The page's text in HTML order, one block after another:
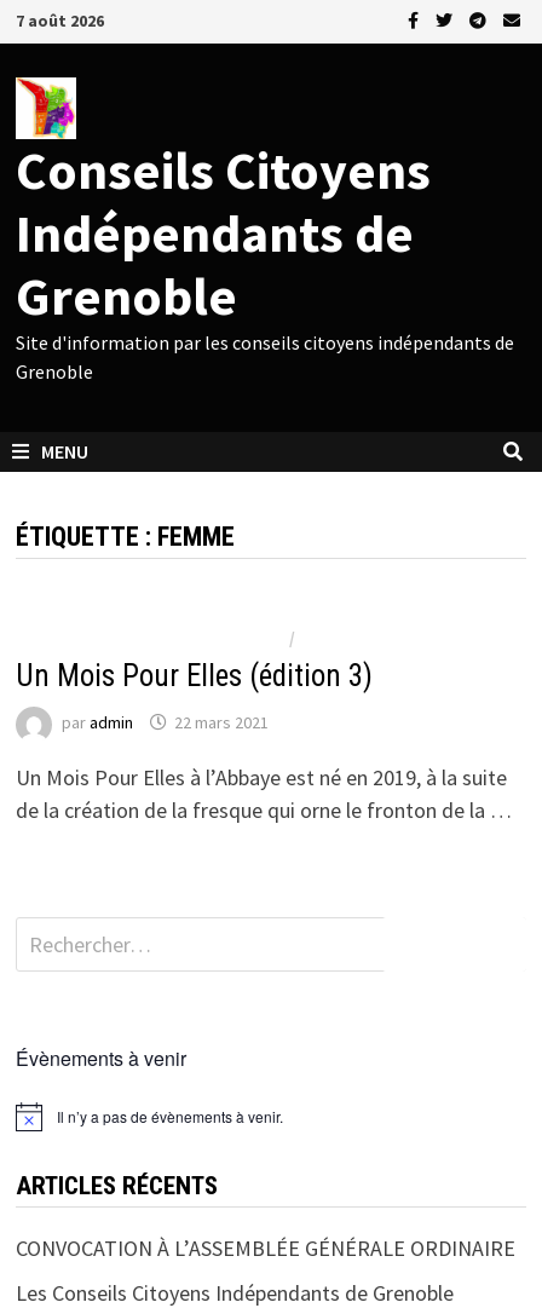
Passer
au
contenu
7 août 2026
Conseils Citoyens
Indépendants de
Grenoble
Site d'information par les conseils citoyens indépendants de
Grenoble
MENU
ÉTIQUETTE : FEMME
/
Un Mois Pour Elles (édition 3)
paradmin 22 mars 2021
Un Mois Pour Elles à l’Abbaye est né en 2019, à la suite
de la création de la fresque qui orne le fronton de la …
Rechercher :
Évènements à venir
Il n’y a pas de évènements à venir.
ARTICLES RÉCENTS
CONVOCATION À L’ASSEMBLÉE GÉNÉRALE ORDINAIRE
Les Conseils Citoyens Indépendants de Grenoble